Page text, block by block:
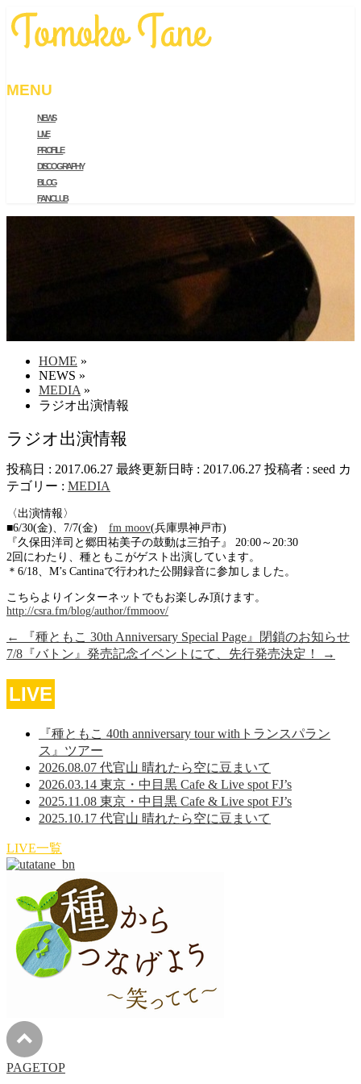
MENU
NEWS
LIVE
PROFILE
DISCOGRAPHY
BLOG
FAN CLUB
HOME »
NEWS »
MEDIA»
ラジオ出演情報
ラジオ出演情報
投稿日 : 2017.06.27 最終更新日時 : 2017.06.27 投稿者 : seed カ
テゴリー : MEDIA
〈出演情報〉
■6/30(金)、7/7(金) fm moov(兵庫県神戸市)
『久保田洋司と郷田祐美子の鼓動は三拍子』 20:00～20:30
2回にわたり、種ともこがゲスト出演しています。
＊6/18、M’s Cantinaで行われた公開録音に参加しました。
こちらよりインターネットでもお楽しみ頂けます。
http://csra.fm/blog/author/fmmoov/
←
『種ともこ 30th Anniversary Special Page』閉鎖のお知らせ
7/8『バトン』発売記念イベントにて、先行発売決定！
→
LIVE
『種ともこ 40th anniversary tour withトランスパラン
ス』ツアー
2026.08.07 代官山 晴れたら空に豆まいて
2026.03.14 東京・中目黒 Cafe & Live spot FJ’s
2025.11.08 東京・中目黒 Cafe & Live spot FJ’s
2025.10.17 代官山 晴れたら空に豆まいて
LIVE一覧
PAGETOP